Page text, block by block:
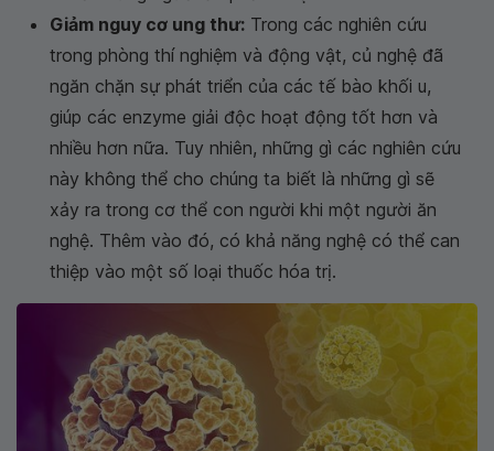
Giảm nguy cơ ung thư: Trong các nghiên cứu
trong phòng thí nghiệm và động vật, củ nghệ đã
ngăn chặn sự phát triển của các tế bào khối u,
giúp các enzyme giải độc hoạt động tốt hơn và
nhiều hơn nữa. Tuy nhiên, những gì các nghiên cứu
này không thể cho chúng ta biết là những gì sẽ
xảy ra trong cơ thể con người khi một người ăn
nghệ. Thêm vào đó, có khả năng nghệ có thể can
thiệp vào một số loại thuốc hóa trị.